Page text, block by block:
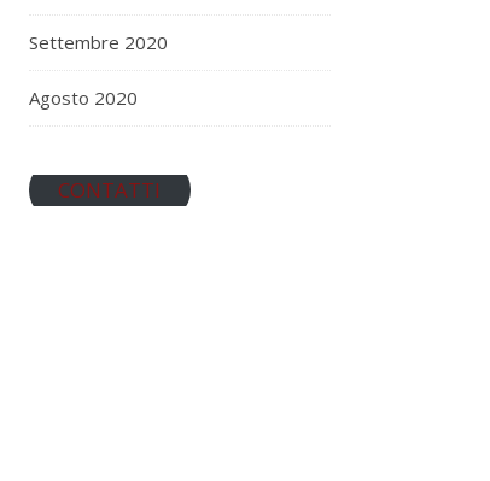
Settembre 2020
Agosto 2020
CONTATTI